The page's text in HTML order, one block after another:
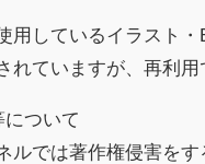
用しているイラスト
れていますが、再利用
について
ルでは著作権侵害を